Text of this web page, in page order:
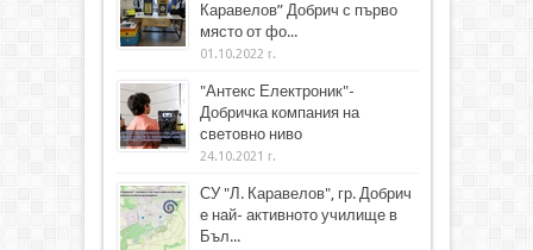
Каравелов” Добрич с първо
място от фо...
01.10.2022 г.
"Антекс Електроник"-
Добричка компания на
световно ниво
24.10.2021 г.
СУ "Л. Каравелов", гр. Добрич
е най- активното училище в
Бъл...